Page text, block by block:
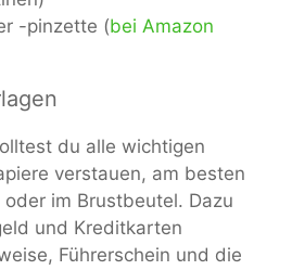
-pinzette (bei Amazon
du alle wichtigen
verstauen, am besten
im Brustbeutel. Dazu
und Kreditkarten
Führerschein und die